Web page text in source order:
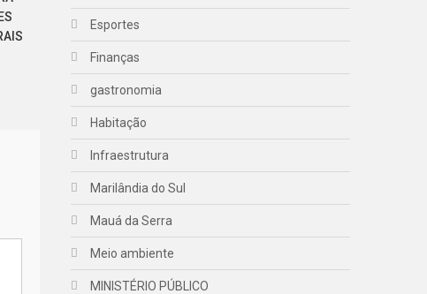
Esportes
Finanças
gastronomia
Habitação
Infraestrutura
Marilândia do Sul
Mauá da Serra
Meio ambiente
MINISTÉRIO PÚBLICO